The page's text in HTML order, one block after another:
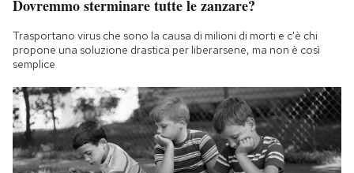
Dovremmo sterminare tutte le zanzare?
Trasportano virus che sono la causa di milioni di morti e c'è chi
propone una soluzione drastica per liberarsene, ma non è così
semplice